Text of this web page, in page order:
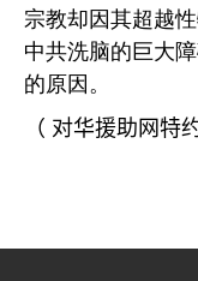
宗教却因其超越
中共洗脑的巨大
的原因。
（ 对华援助网特